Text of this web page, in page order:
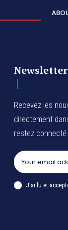
Newsletter
Recevez les
directement
restez connecté
J'ai lu et